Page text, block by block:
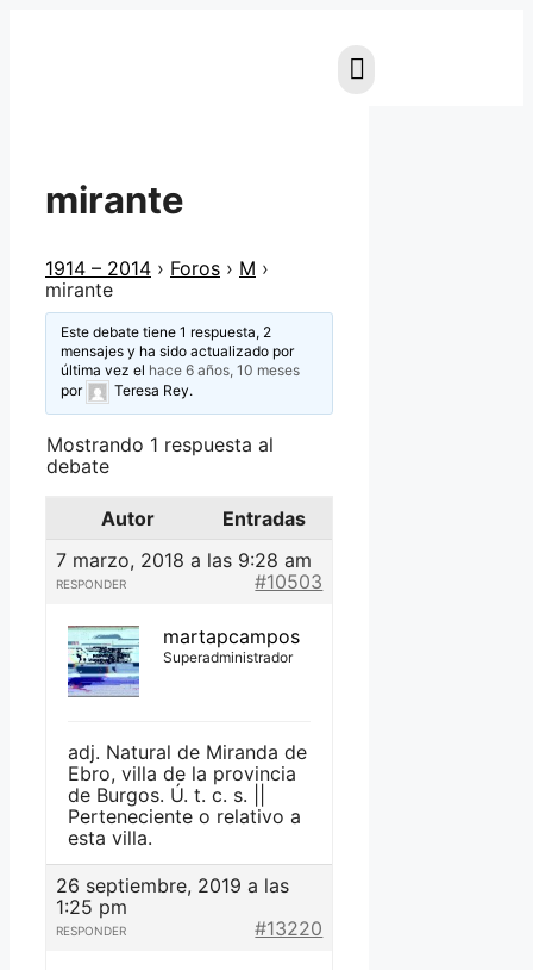
mirante
1914 – 2014 › Foros › M ›
mirante
Este debate tiene 1 respuesta, 2
mensajes y ha sido actualizado por
última vez el hace 6 años, 10 meses
por
Teresa Rey.
Mostrando 1 respuesta al
debate
Autor
Entradas
7 marzo, 2018 a las 9:28 am
#10503
RESPONDER
martapcampos
Superadministrador
adj. Natural de Miranda de
Ebro, villa de la provincia
de Burgos. Ú. t. c. s. ||
Perteneciente o relativo a
esta villa.
26 septiembre, 2019 a las
1:25 pm
#13220
RESPONDER